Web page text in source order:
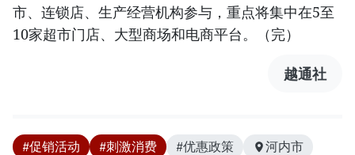
市、连锁店、生产经营机构参与，重点将集中在5至
10家超市门店、大型商场和电商平台。（完）
越通社
#促销活动 #刺激消费 #优惠政策 河内市